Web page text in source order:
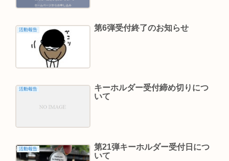
活動報告 第6弾受付終了のお知らせ
活動報告
キーホルダー受付締め切りにつ
いて
活動報告
第21弾キーホルダー受付日につ
いて